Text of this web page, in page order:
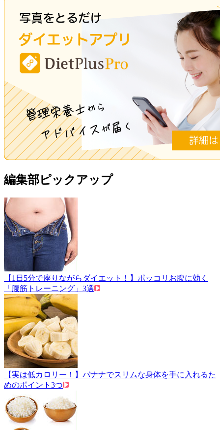
編集部ピックアップ
【1日5分で座りながらダイエット！】ポッコリお腹に効く
「腹筋トレーニング」3選
【実は低カロリー！】バナナでスリムな身体を手に入れるた
めのポイント3つ